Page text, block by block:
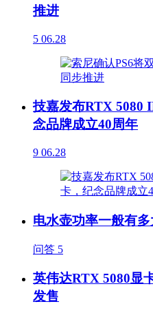
推进
5 06.28
技嘉发布RTX 5080
念品牌成立40周年
9 06.28
电水壶功率一般有
问答 5
英伟达RTX 5080显
发售